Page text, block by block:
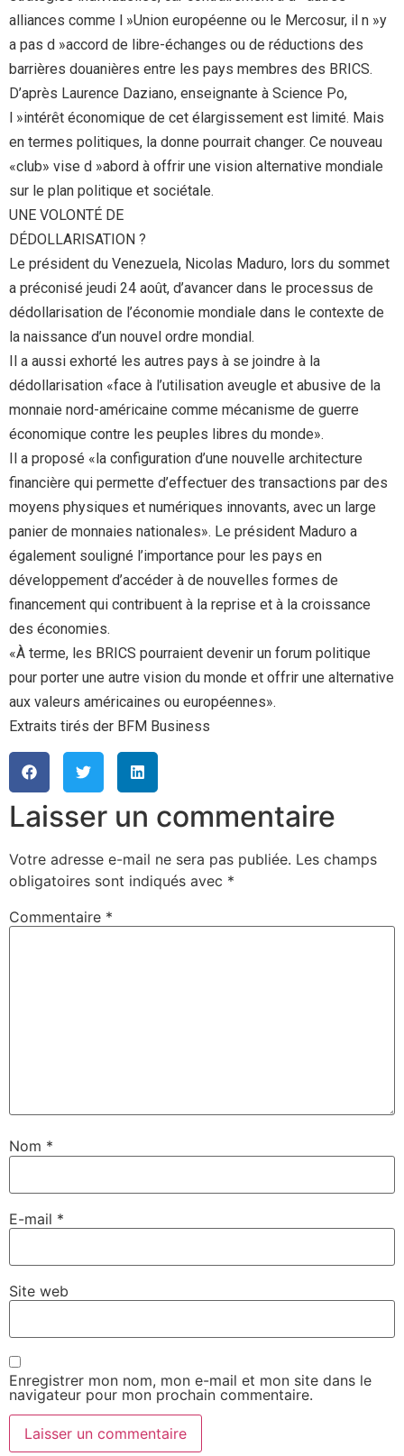
alliances comme l »Union européenne ou le Mercosur, il n »y
a pas d »accord de libre-échanges ou de réductions des
barrières douanières entre les pays membres des BRICS.
D’après Laurence Daziano, enseignante à Science Po,
l »intérêt économique de cet élargissement est limité. Mais
en termes politiques, la donne pourrait changer. Ce nouveau
«club» vise d »abord à offrir une vision alternative mondiale
sur le plan politique et sociétale.
UNE VOLONTÉ DE
DÉDOLLARISATION ?
Le président du Venezuela, Nicolas Maduro, lors du sommet
a préconisé jeudi 24 août, d’avancer dans le processus de
dédollarisation de l’économie mondiale dans le contexte de
la naissance d’un nouvel ordre mondial.
Il a aussi exhorté les autres pays à se joindre à la
dédollarisation «face à l’utilisation aveugle et abusive de la
monnaie nord-américaine comme mécanisme de guerre
économique contre les peuples libres du monde».
Il a proposé «la configuration d’une nouvelle architecture
financière qui permette d’effectuer des transactions par des
moyens physiques et numériques innovants, avec un large
panier de monnaies nationales». Le président Maduro a
également souligné l’importance pour les pays en
développement d’accéder à de nouvelles formes de
financement qui contribuent à la reprise et à la croissance
des économies.
«À terme, les BRICS pourraient devenir un forum politique
pour porter une autre vision du monde et offrir une alternative
aux valeurs américaines ou européennes».
Extraits tirés der BFM Business
Laisser un commentaire
Votre adresse e-mail ne sera pas publiée. Les champs
obligatoires sont indiqués avec *
Commentaire *
Nom *
E-mail *
Site web
Enregistrer mon nom, mon e-mail et mon site dans le
navigateur pour mon prochain commentaire.